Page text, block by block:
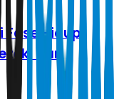
Fase Hidup
dan